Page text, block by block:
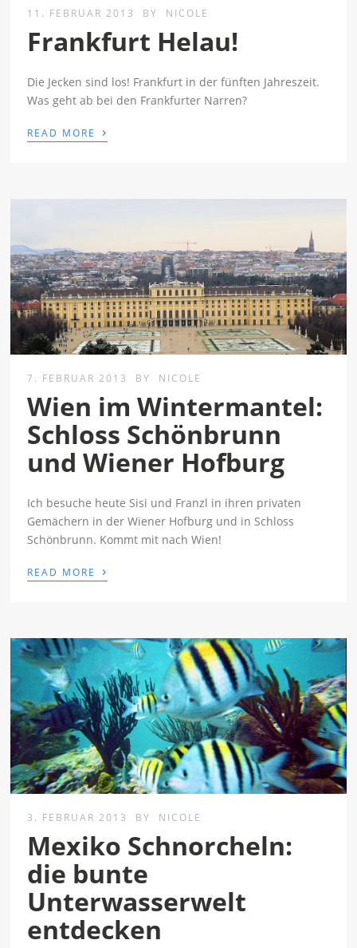
11. FEBRUAR 2013 BY NICOLE
Frankfurt Helau!
Die Jecken sind los! Frankfurt in der fünften Jahreszeit.
Was geht ab bei den Frankfurter Narren?
READ MORE ›
7. FEBRUAR 2013 BY NICOLE
Wien im Wintermantel:
Schloss Schönbrunn
und Wiener Hofburg
Ich besuche heute Sisi und Franzl in ihren privaten
Gemächern in der Wiener Hofburg und in Schloss
Schönbrunn. Kommt mit nach Wien!
READ MORE ›
3. FEBRUAR 2013 BY NICOLE
Mexiko Schnorcheln:
die bunte
Unterwasserwelt
entdecken